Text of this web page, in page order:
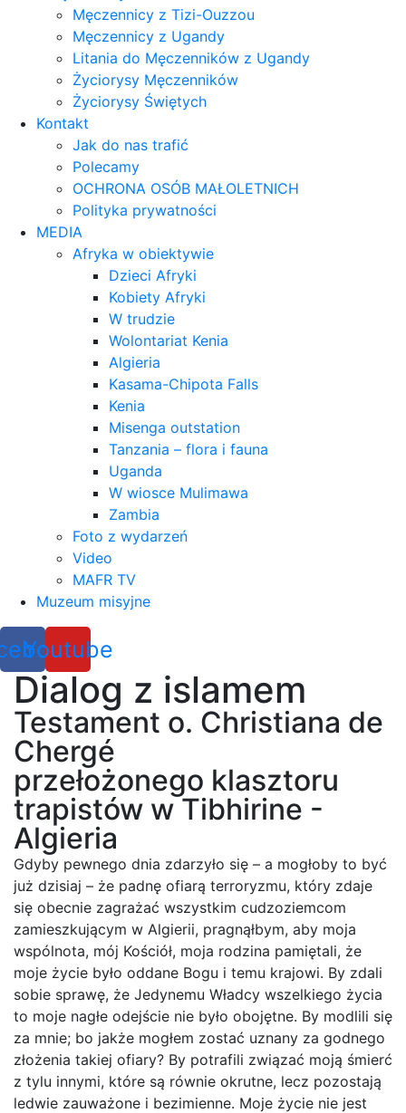
Męczennicy z Tizi-Ouzzou
Męczennicy z Ugandy
Litania do Męczenników z Ugandy
Życiorysy Męczenników
Życiorysy Świętych
Kontakt
Jak do nas trafić
Polecamy
OCHRONA OSÓB MAŁOLETNICH
Polityka prywatności
MEDIA
Afryka w obiektywie
Dzieci Afryki
Kobiety Afryki
W trudzie
Wolontariat Kenia
Algieria
Kasama-Chipota Falls
Kenia
Misenga outstation
Tanzania – flora i fauna
Uganda
W wiosce Mulimawa
Zambia
Foto z wydarzeń
Video
MAFR TV
Muzeum misyjne
Youtube
Dialog z islamem
Testament o. Christiana de
Chergé
przełożonego klasztoru
trapistów w Tibhirine -
Algieria​
Gdyby pewnego dnia zdarzyło się – a mogłoby to być
już dzisiaj – że padnę ofiarą terroryzmu, który zdaje
się obecnie zagrażać wszystkim cudzoziemcom
zamieszkującym w Algierii, pragnąłbym, aby moja
wspólnota, mój Kościół, moja rodzina pamiętali, że
moje życie było oddane Bogu i temu krajowi. By zdali
sobie sprawę, że Jedynemu Władcy wszelkiego życia
to moje nagłe odejście nie było obojętne. By modlili się
za mnie; bo jakże mogłem zostać uznany za godnego
złożenia takiej ofiary? By potrafili związać moją śmierć
z tylu innymi, które są równie okrutne, lecz pozostają
ledwie zauważone i bezimienne. Moje życie nie jest